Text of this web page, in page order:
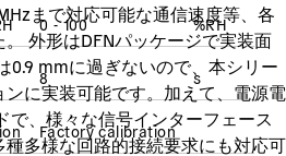
まで対応可能な通信速度等、各
外形はDFNパッケージで実装面
0.9 mmに過ぎないので、本シリー
に実装可能です。加えて、電源電
で、様々な信号インターフェース
多様な回路的接続要求にも対応可
0 - 100 %RH
8 s
Factory calibration